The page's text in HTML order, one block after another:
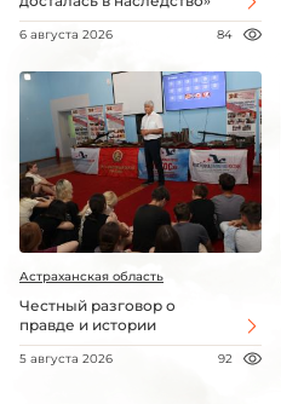
6 августа 2026 84
Астраханская область
Честный разговор о
правде и истории
5 августа 2026 92